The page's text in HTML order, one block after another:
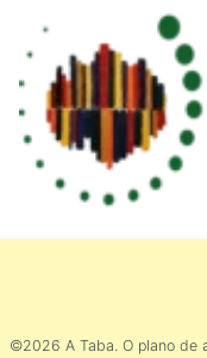
©2026 A Taba. O plano de